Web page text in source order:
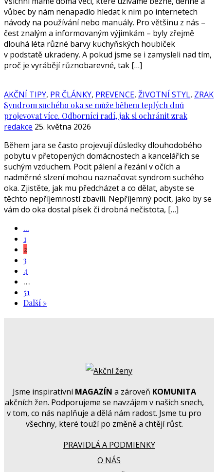
vůbec by nám nenapadlo hledat k nim po internetech
návody na používání nebo manuály. Pro většinu z nás –
čest znalým a informovaným výjimkám – byly zřejmě
dlouhá léta různé barvy kuchyňských houbiček
v podstatě ukradeny. A pokud jsme se i zamysleli nad tím,
proč je vyrábějí různobarevné, tak […]
AKČNÍ TIPY, PR ČLÁNKY, PREVENCE, ŽIVOTNÍ STYL, ZRAK
Syndrom suchého oka se může během teplých dnů
projevovat více. Odborníci radí, jak si ochránit zrak
redakce 25. května 2026
Během jara se často projevují důsledky dlouhodobého
pobytu v přetopených domácnostech a kancelářích se
suchým vzduchem. Pocit pálení a řezání v očích a
nadměrné slzení mohou naznačovat syndrom suchého
oka. Zjistěte, jak mu předcházet a co dělat, abyste se
těchto nepříjemností zbavili. Nepříjemný pocit, jako by se
vám do oka dostal písek či drobná nečistota, […]
...
1
2
3
4
…
51
Další »
Jsme inspirativníMAGAZÍN a zároveň KOMUNITA
akčních žen. Podporujeme se navzájem v našich snech,
v tom, co nás naplňuje a dělá nám radost. Jsme tu pro
všechny, které touží po změně a chtějí růst.
PRAVIDLÁ A PODMIENKY
O NÁS